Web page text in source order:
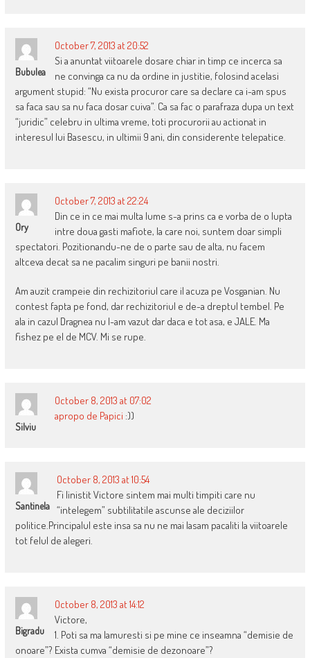
Bubulea
October 7, 2013 at 20:52
Si a anuntat viitoarele dosare chiar in timp ce incerca sa
ne convinga ca nu da ordine in justitie, folosind acelasi
argument stupid: “Nu exista procuror care sa declare ca i-am spus
sa faca sau sa nu faca dosar cuiva”. Ca sa fac o parafraza dupa un text
“juridic” celebru in ultima vreme, toti procurorii au actionat in
interesul lui Basescu, in ultimii 9 ani, din considerente telepatice.
Ory
October 7, 2013 at 22:24
Din ce in ce mai multa lume s-a prins ca e vorba de o lupta
intre doua gasti mafiote, la care noi, suntem doar simpli
spectatori. Pozitionandu-ne de o parte sau de alta, nu facem
altceva decat sa ne pacalim singuri pe banii nostri.
Am auzit crampeie din rechizitoriul care il acuza pe Vosganian. Nu
contest fapta pe fond, dar rechizitoriul e de-a dreptul tembel. Pe
ala in cazul Dragnea nu l-am vazut dar daca e tot asa, e JALE. Ma
fishez pe el de MCV. Mi se rupe.
Silviu
October 8, 2013 at 07:02
apropo de Papici :))
Santinela
October 8, 2013 at 10:54
Fi linistit Victore sintem mai multi timpiti care nu
“intelegem” subtilitatile ascunse ale deciziilor
politice.Principalul este insa sa nu ne mai lasam pacaliti la viitoarele
tot felul de alegeri.
Bigradu
October 8, 2013 at 14:12
Victore,
1. Poti sa ma lamuresti si pe mine ce inseamna “demisie de
onoare”? Exista cumva “demisie de dezonoare”?